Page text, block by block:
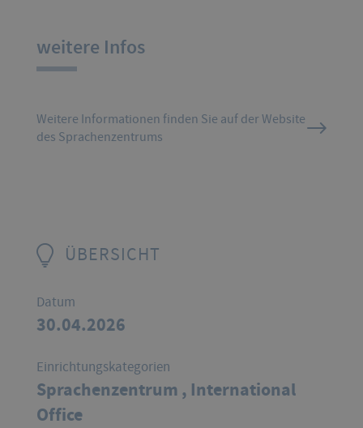
weitere Infos
Weitere Informationen finden Sie auf der Website
des Sprachenzentrums
ÜBERSICHT
Datum
30.04.2026
Einrichtungskategorien
Sprachenzentrum , International
Office